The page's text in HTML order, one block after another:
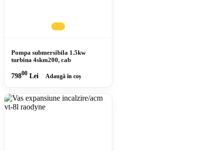
Pompa submersibila 1.5kw
turbina 4skm200, cab
79800 Lei Adaugă în coș